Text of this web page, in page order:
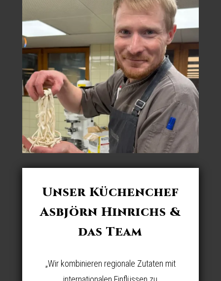
Unser Küchenchef
Asbjörn Hinrichs &
das Team
„Wir kombinieren regionale Zutaten mit